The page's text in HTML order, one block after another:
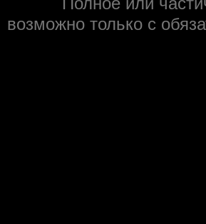
возможно только с